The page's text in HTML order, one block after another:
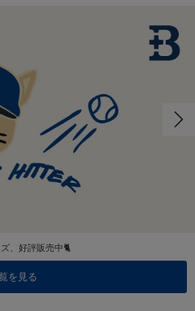
、好評販売中🐈
を見る